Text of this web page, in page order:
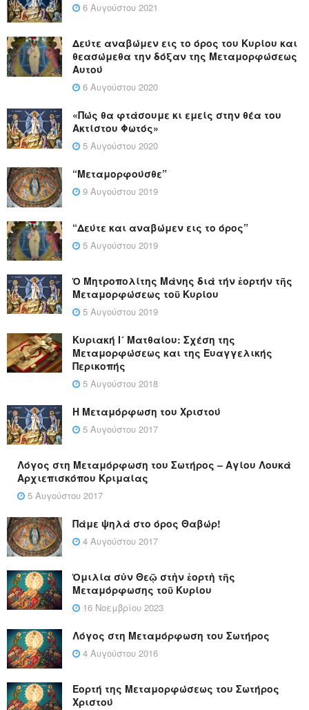
6 Αυγούστου 2021
Δεύτε αναβώμεν εις το όρος του Κυρίου και
θεασώμεθα την δόξαν της Μεταμορφώσεως
Αυτού
6 Αυγούστου 2020
«Πώς θα φτάσουμε κι εμείς στην θέα του
Ακτίστου Φωτός»
5 Αυγούστου 2020
“Μεταμορφούσθε”
9 Αυγούστου 2019
“Δεύτε και αναβώμεν εις το όρος”
5 Αυγούστου 2019
Ὁ Μητροπολίτης Μάνης διά τήν ἑορτήν τῆς
Μεταμορφώσεως τοῦ Κυρίου
5 Αυγούστου 2019
Κυριακή Ι´ Ματθαίου: Σχέση της
Μεταμορφώσεως και της Ευαγγελικής
Περικοπής
5 Αυγούστου 2018
Η Μεταμόρφωση του Χριστού
5 Αυγούστου 2017
Λόγος στη Μεταμόρφωση του Σωτήρος – Αγίου Λουκά
Αρχιεπισκόπου Κριμαίας
5 Αυγούστου 2017
Πάμε ψηλά στο όρος Θαβώρ!
4 Αυγούστου 2017
Ὁμιλία σὺν Θεῷ στὴν ἑορτὴ τῆς
Μεταμόρφωσης τοῦ Κυρίου
16 Νοεμβρίου 2023
Λόγος στη Μεταμόρφωση του Σωτήρος
4 Αυγούστου 2016
Εορτή της Μεταμορφώσεως του Σωτήρος
Χριστού